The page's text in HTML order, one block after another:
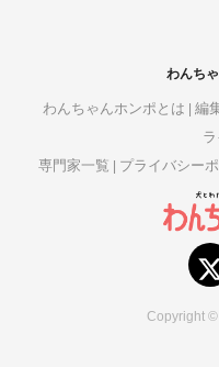
わんち
わんちゃんホンポとは 編
専門家一覧
プライバシー
Copyright ©